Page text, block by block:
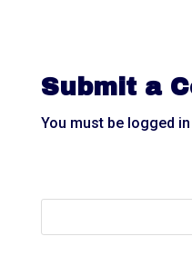
Submit a
You must be logged in